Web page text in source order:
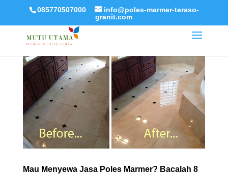
085770507000
info@poles-marmer-teraso-
granit.com
Mau Menyewa Jasa Poles Marmer? Bacalah 8